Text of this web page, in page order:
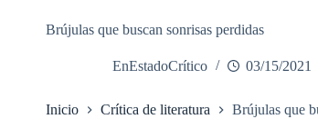
Brújulas que buscan sonrisas perdidas
EnEstadoCrítico 03/15/2021
Inicio Crítica de literatura Brújulas que